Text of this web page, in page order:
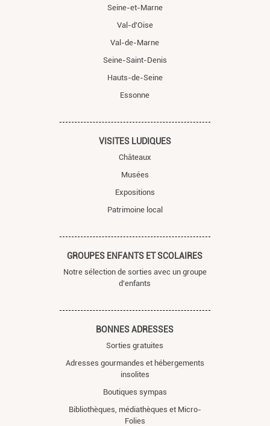
Seine-et-Marne
Val-d'Oise
Val-de-Marne
Seine-Saint-Denis
Hauts-de-Seine
Essonne
VISITES LUDIQUES
Châteaux
Musées
Expositions
Patrimoine local
GROUPES ENFANTS ET SCOLAIRES
Notre sélection de sorties avec un groupe
d'enfants
BONNES ADRESSES
Sorties gratuites
Adresses gourmandes et hébergements
insolites
Boutiques sympas
Bibliothèques, médiathèques et Micro-
Folies